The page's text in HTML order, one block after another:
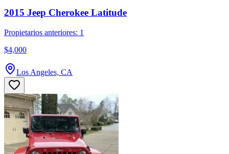
2015 Jeep Cherokee Latitude
Propietarios anteriores: 1
$4,000
Los Angeles, CA